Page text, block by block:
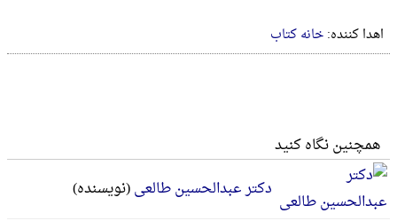
اهدا کننده:خانه کتاب
همچنین نگاه کنید
دکتر عبدالحسین طالعی(نویسنده)